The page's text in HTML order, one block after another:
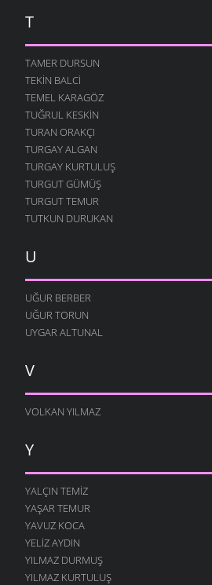
T
TAMER DURSUN
TEKIN BALCI
TEMEL KARAGÖZ
TUĞRUL KESKIN
TURAN ORAKÇI
TURGAY ALGAN
TURGAY KURTULUŞ
TURGUT GÜMÜŞ
TURGUT TEMUR
TUTKUN DURUKAN
U
UĞUR BERBER
UĞUR TORUN
UYGAR ALTUNAL
V
VOLKAN YILMAZ
Y
YALÇIN TEMIZ
YAŞAR TEMUR
YAVUZ KOCA
YELIZ AYDIN
YILMAZ DURMUŞ
YILMAZ KURTULUŞ